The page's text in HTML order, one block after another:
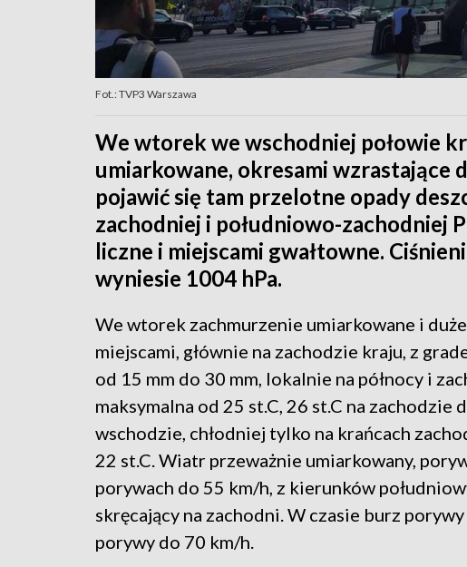
Fot.: TVP3 Warszawa
We wtorek we wschodniej połowie
umiarkowane, okresami wzrastające
pojawić się tam przelotne opady
zachodniej i południowo-zachodniej
liczne i miejscami gwałtowne.
wyniesie 1004 hPa.
We wtorek zachmurzenie umiarkowane i
miejscami, głównie na zachodzie kraju, z
od 15 mm do 30 mm, lokalnie na północy i
maksymalna od 25 st.C, 26 st.C na zachodzie
wschodzie, chłodniej tylko na krańcach
22 st.C. Wiatr przeważnie umiarkowany,
porywach do 55 km/h, z kierunków
skręcający na zachodni. W czasie burz
porywy do 70 km/h.